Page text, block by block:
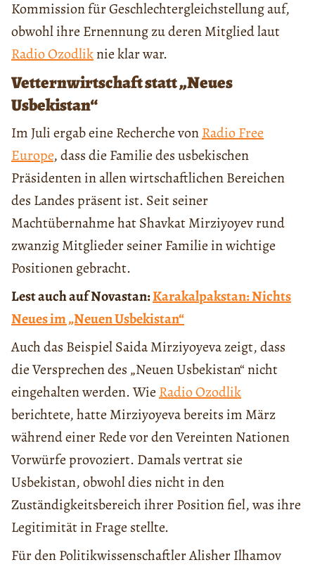
Kommission für Geschlechtergleichstellung auf,
obwohl ihre Ernennung zu deren Mitglied laut
Radio Ozodliknie klar war.
Vetternwirtschaft statt „Neues
Usbekistan“
Im Juli ergab eine Recherche vonRadio Free
Europe, dass die Familie des usbekischen
Präsidenten in allen wirtschaftlichen Bereichen
des Landes präsent ist. Seit seiner
Machtübernahme hat Shavkat Mirziyoyev rund
zwanzig Mitglieder seiner Familie in wichtige
Positionen gebracht.
Lest auch auf Novastan:Karakalpakstan: Nichts
Neues im „Neuen Usbekistan“
Auch das Beispiel Saida Mirziyoyeva zeigt, dass
die Versprechen des „Neuen Usbekistan“ nicht
eingehalten werden. Wie Radio Ozodlik
berichtete, hatte Mirziyoyeva bereits im März
während einer Rede vor den Vereinten Nationen
Vorwürfe provoziert. Damals vertrat sie
Usbekistan, obwohl dies nicht in den
Zuständigkeitsbereich ihrer Position fiel, was ihre
Legitimität in Frage stellte.
Für den Politikwissenschaftler Alisher Ilhamov